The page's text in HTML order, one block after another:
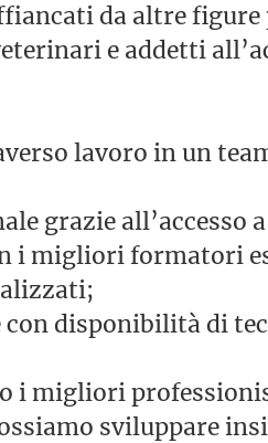
da altre
e addetti
lavoro in un
grazie all’accesso
i migliori formatori
con disponibilità di
i migliori
sviluppare